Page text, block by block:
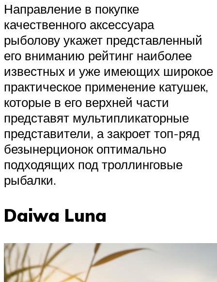
Направление в покупке
качественного аксессуара
рыболову укажет представленный
его вниманию рейтинг наиболее
известных и уже имеющих широкое
практическое применение катушек,
которые в его верхней части
представят мультипликаторные
представители, а закроет топ-ряд
безынерционок оптимально
подходящих под троллинговые
рыбалки.
Daiwa Luna